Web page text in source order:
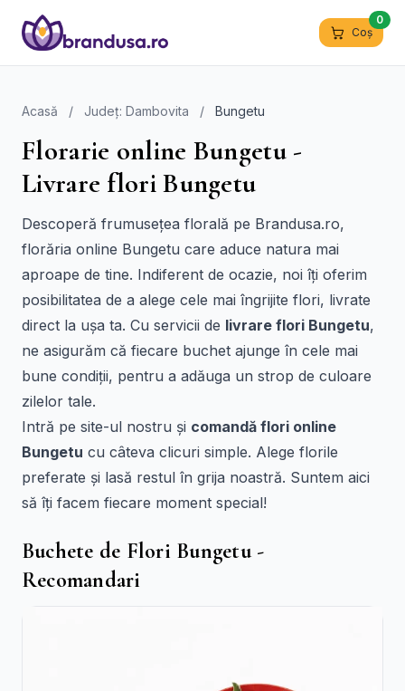
Coș
0
Acasă / Județ: Dambovita / Bungetu
Florarie online Bungetu -
Livrare flori Bungetu
Descoperă frumusețea florală pe Brandusa.ro,
florăria online Bungetu care aduce natura mai
aproape de tine. Indiferent de ocazie, noi îți oferim
posibilitatea de a alege cele mai îngrijite flori, livrate
direct la ușa ta. Cu servicii de livrare flori Bungetu,
ne asigurăm că fiecare buchet ajunge în cele mai
bune condiții, pentru a adăuga un strop de culoare
zilelor tale.
Intră pe site-ul nostru și comandă flori online
Bungetu cu câteva clicuri simple. Alege florile
preferate și lasă restul în grija noastră. Suntem aici
să îți facem fiecare moment special!
Buchete de Flori Bungetu -
Recomandari